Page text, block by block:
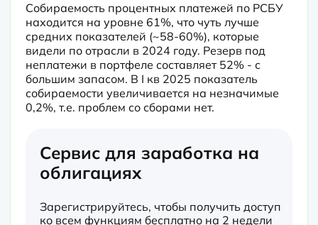
Собираемость процентных платежей по РСБУ
находится на уровне 61%, что чуть лучше
средних показателей (~58-60%), которые
видели по отрасли в 2024 году. Резерв под
неплатежи в портфеле составляет 52% - с
большим запасом. В I кв 2025 показатель
собираемости увеличивается на незначимые
0,2%, т.е. проблем со сборами нет.
Сервис для заработка на
облигациях
Зарегистрируйтесь, чтобы получить доступ
ко всем функциям бесплатно на 2 недели